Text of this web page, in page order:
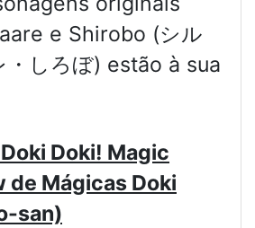
e Shirobo (シル
・しろぼ) estão à sua
Doki! Magic
de Mágicas Doki
san)